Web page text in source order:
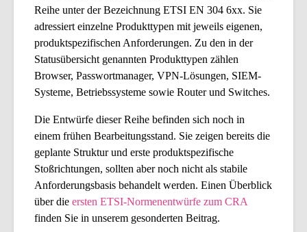
Reihe unter der Bezeichnung ETSI EN 304 6xx. Sie
adressiert einzelne Produkttypen mit jeweils eigenen,
produktspezifischen Anforderungen. Zu den in der
Statusübersicht genannten Produkttypen zählen
Browser, Passwortmanager, VPN-Lösungen, SIEM-
Systeme, Betriebssysteme sowie Router und Switches.
Die Entwürfe dieser Reihe befinden sich noch in
einem frühen Bearbeitungsstand. Sie zeigen bereits die
geplante Struktur und erste produktspezifische
Stoßrichtungen, sollten aber noch nicht als stabile
Anforderungsbasis behandelt werden. Einen Überblick
über die ersten ETSI-Normenentwürfe zum CRA
finden Sie in unserem gesonderten Beitrag.